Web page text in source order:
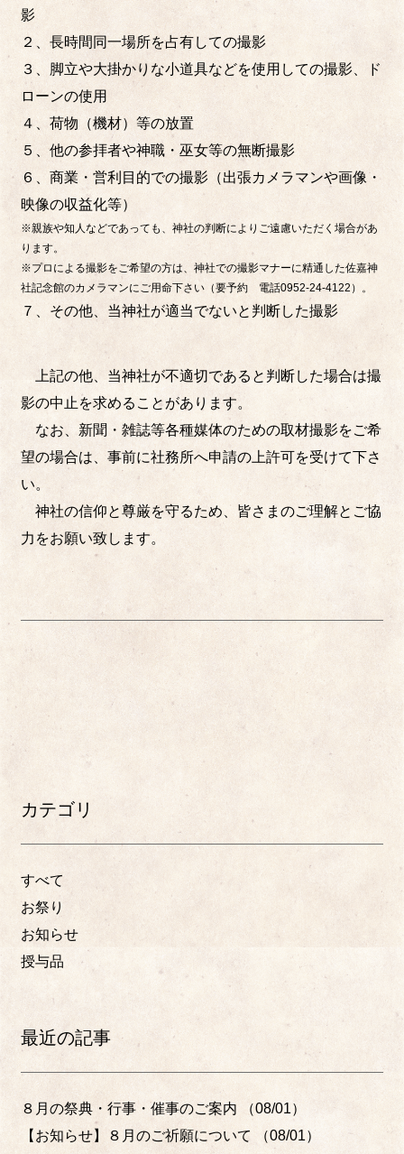
影
２、長時間同一場所を占有しての撮影
３、脚立や大掛かりな小道具などを使用しての撮影、ド
ローンの使用
４、荷物（機材）等の放置
５、他の参拝者や神職・巫女等の無断撮影
６、商業・営利目的での撮影（出張カメラマンや画像・
映像の収益化等）
※親族や知人などであっても、神社の判断によりご遠慮いただく場合があ
ります。
※プロによる撮影をご希望の方は、神社での撮影マナーに精通した佐嘉神
社記念館のカメラマンにご用命下さい（要予約 電話0952-24-4122）。
７、その他、当神社が適当でないと判断した撮影
上記の他、当神社が不適切であると判断した場合は撮
影の中止を求めることがあります。
なお、新聞・雑誌等各種媒体のための取材撮影をご希
望の場合は、事前に社務所へ申請の上許可を受けて下さ
い。
神社の信仰と尊厳を守るため、皆さまのご理解とご協
力をお願い致します。
カテゴリ
すべて
お祭り
お知らせ
授与品
最近の記事
８月の祭典・行事・催事のご案内
（08/01）
【お知らせ】８月のご祈願について
（08/01）